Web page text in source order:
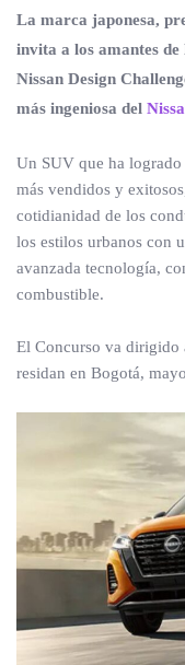
La marca japonesa,
invita a los amantes
Nissan Design
más ingeniosa del
Un SUV que ha
más vendidos y
cotidianidad de los
los estilos urbanos con
avanzada tecnología,
combustible.
El Concurso va dirigido
residan en Bogotá,